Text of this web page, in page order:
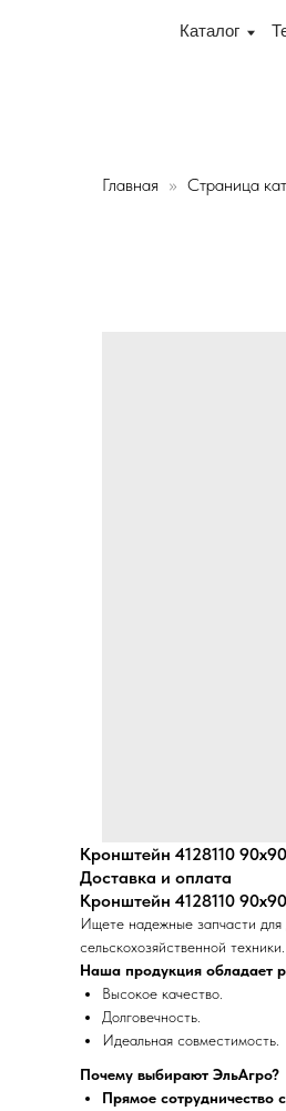
Каталог
теперь по адресу
Главная Страница
Кронштейн 4128110
Доставка и оплата
Кронштейн 4128110
Ищете надежные запчасти
сельскохозяйственной
Наша продукция обладает
Высокое качество.
Долговечность.
Идеальная совместимость.
Почему выбирают ЭльАгро?
Прямое сотрудничество